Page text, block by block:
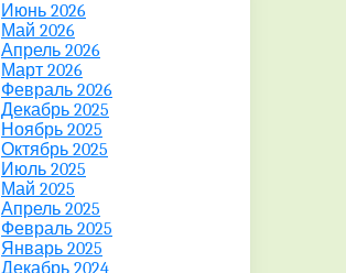
Июнь 2026
Май 2026
Апрель 2026
Март 2026
Февраль 2026
Декабрь 2025
Ноябрь 2025
Октябрь 2025
Июль 2025
Май 2025
Апрель 2025
Февраль 2025
Январь 2025
Декабрь 2024